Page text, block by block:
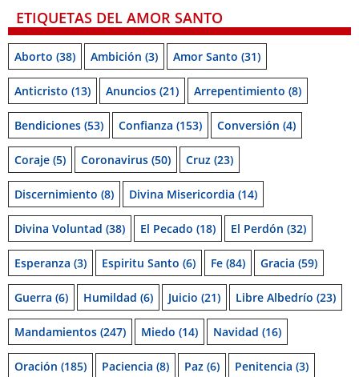
ETIQUETAS DEL AMOR SANTO
Aborto (38) Ambición (3) Amor Santo (31)
Anticristo (13) Anuncios (21) Arrepentimiento (8)
Bendiciones (53) Confianza (153) Conversión (4)
Coraje (5) Coronavirus (50) Cruz (23)
Discernimiento (8) Divina Misericordia (14)
Divina Voluntad (38) El Pecado (18) El Perdón (32)
Esperanza (3) Espiritu Santo (6) Fe (84) Gracia (59)
Guerra (6) Humildad (6) Juicio (21) Libre Albedrío (23)
Mandamientos (247) Miedo (14) Navidad (16)
Oración (185) Paciencia (8) Paz (6) Penitencia (3)